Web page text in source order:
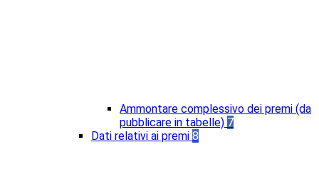
Ammontare complessivo dei premi (da
pubblicare in tabelle) 7
Dati relativi ai premi 8